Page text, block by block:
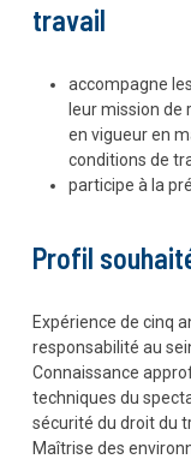
travail
accompagne
leur mission
en vigueur en
conditions de
participe à la
Profil
Expérience de cinq
responsabilité au
Connaissance
techniques du
sécurité du droit du
Maîtrise des